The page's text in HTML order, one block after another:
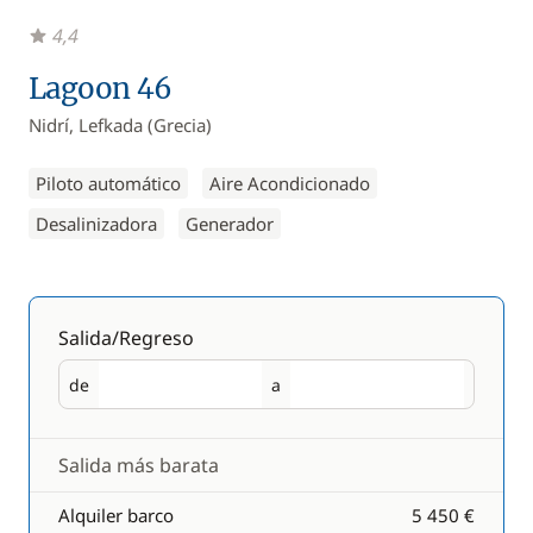
Lagoon 46
Nidrí, Lefkada (Grecia)
Piloto automático
Aire Acondicionado
Desalinizadora
Generador
4,4
Salida/Regreso
de
Salida a
Regreso
Salida más barata
Alquiler barco 5 450 €